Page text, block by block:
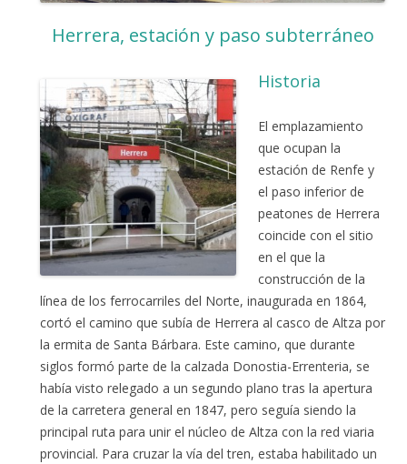
Herrera, estación y paso subterráneo
Historia
El emplazamiento
que ocupan la
estación de Renfe y
el paso inferior de
peatones de Herrera
coincide con el sitio
en el que la
construcción de la
línea de los ferrocarriles del Norte, inaugurada en 1864,
cortó el camino que subía de Herrera al casco de Altza por
la ermita de Santa Bárbara. Este camino, que durante
siglos formó parte de la calzada Donostia-Errenteria, se
había visto relegado a un segundo plano tras la apertura
de la carretera general en 1847, pero seguía siendo la
principal ruta para unir el núcleo de Altza con la red viaria
provincial. Para cruzar la vía del tren, estaba habilitado un